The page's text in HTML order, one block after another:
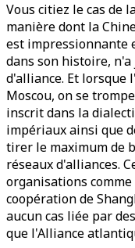
Vous citiez le cas de
manière dont la
est impressionnante
dans son histoire,
d'alliance. Et lorsque
Moscou, on se
inscrit dans la
impériaux ainsi que
tirer le maximum de
réseaux d'alliances.
organisations
coopération de
aucun cas liée par
que l'Alliance